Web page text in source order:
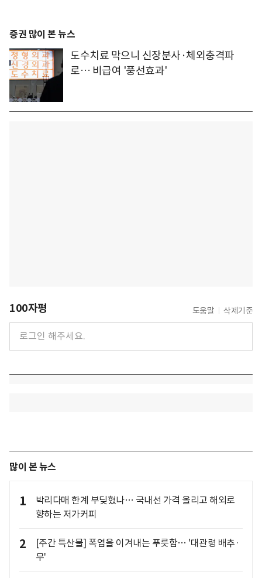
증권 많이 본 뉴스
도수치료 막으니 신장분사·체외충격파
로… 비급여 '풍선효과'
100자평 도움말 삭제기준
많이 본 뉴스
1
박리다매 한계 부딪혔나… 국내선 가격 올리고 해외로
향하는 저가커피
2
[주간 특산물] 폭염을 이겨내는 푸릇함… '대관령 배추·
무'